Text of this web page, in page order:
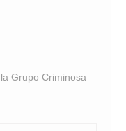
Grupo Criminosa